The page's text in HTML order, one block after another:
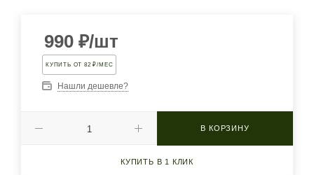
990 ₽/шт
КУПИТЬ ОТ 82 ₽/МЕС
Нашли дешевле?
В КОРЗИНУ
КУПИТЬ В 1 КЛИК